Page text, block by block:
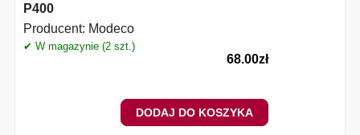
P400
Producent: Modeco
✔ W magazynie (2 szt.)
68.00zł
DODAJ DO KOSZYKA